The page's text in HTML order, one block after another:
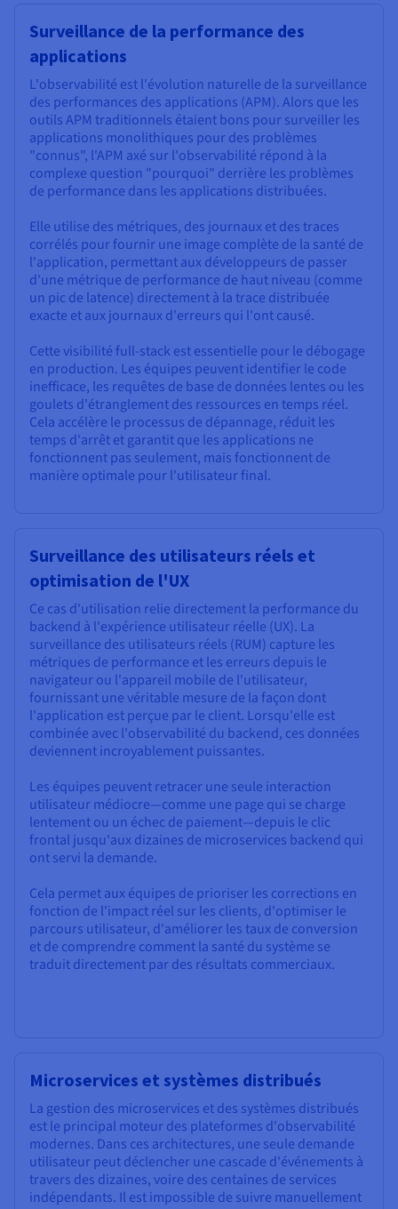
Surveillance de la performance des
applications
L'observabilité est l'évolution naturelle de la surveillance
des performances des applications (APM). Alors que les
outils APM traditionnels étaient bons pour surveiller les
applications monolithiques pour des problèmes
"connus", l'APM axé sur l'observabilité répond à la
complexe question "pourquoi" derrière les problèmes
de performance dans les applications distribuées.
Elle utilise des métriques, des journaux et des traces
corrélés pour fournir une image complète de la santé de
l'application, permettant aux développeurs de passer
d'une métrique de performance de haut niveau (comme
un pic de latence) directement à la trace distribuée
exacte et aux journaux d'erreurs qui l'ont causé.
Cette visibilité full-stack est essentielle pour le débogage
en production. Les équipes peuvent identifier le code
inefficace, les requêtes de base de données lentes ou les
goulets d'étranglement des ressources en temps réel.
Cela accélère le processus de dépannage, réduit les
temps d'arrêt et garantit que les applications ne
fonctionnent pas seulement, mais fonctionnent de
manière optimale pour l'utilisateur final.
Surveillance des utilisateurs réels et
optimisation de l'UX
Ce cas d'utilisation relie directement la performance du
backend à l'expérience utilisateur réelle (UX). La
surveillance des utilisateurs réels (RUM) capture les
métriques de performance et les erreurs depuis le
navigateur ou l'appareil mobile de l'utilisateur,
fournissant une véritable mesure de la façon dont
l'application est perçue par le client. Lorsqu'elle est
combinée avec l'observabilité du backend, ces données
deviennent incroyablement puissantes.
Les équipes peuvent retracer une seule interaction
utilisateur médiocre—comme une page qui se charge
lentement ou un échec de paiement—depuis le clic
frontal jusqu'aux dizaines de microservices backend qui
ont servi la demande.
Cela permet aux équipes de prioriser les corrections en
fonction de l'impact réel sur les clients, d'optimiser le
parcours utilisateur, d'améliorer les taux de conversion
et de comprendre comment la santé du système se
traduit directement par des résultats commerciaux.
Microservices et systèmes distribués
La gestion des microservices et des systèmes distribués
est le principal moteur des plateformes d'observabilité
modernes. Dans ces architectures, une seule demande
utilisateur peut déclencher une cascade d'événements à
travers des dizaines, voire des centaines de services
indépendants. Il est impossible de suivre manuellement